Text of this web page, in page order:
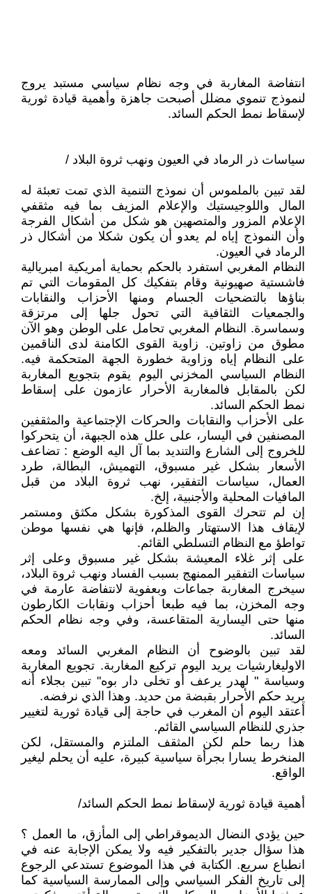
انتفاضة المغاربة في وجه نظام سياسي مستبد يروج
لنموذج تنموي مضلل أصبحت جاهزة وأهمية قيادة ثورية
لإسقاط نمط الحكم السائد.
سياسات ذر الرماد في العيون ونهب ثروة البلاد /
لقد تبين بالملموس أن نموذج التنمية الذي تمت تعبئة له
المال واللوجيستيك والإعلام المزيف بما فيه مثقفي
الإعلام المزور والمتصهين هو شكل من أشكال الفرجة
وأن النموذج إياه لم يعدو أن يكون شكلا من أشكال ذر
الرماد في العيون.
النظام المغربي استفرد بالحكم بحماية أمريكية امبريالية
فاشستية صهيونية وقام بتفكيك كل المقومات التي تم
بناؤها بالتضحيات الجسام ومنها الأحزاب والنقابات
والجمعيات الثقافية التي تحول جلها إلى مرتزقة
وسماسرة. النظام المغربي تحامل على الوطن وهو الآن
مطوق من زاوتين. زاوية القوى الكامنة لدى الناقمين
على النظام إياه وزاوية خطورة الجهة المتحكمة فيه.
النظام السياسي المخزني اليوم يقوم بتجويع المغاربة
لكن بالمقابل فالمغاربة الأحرار عازمون على إسقاط
نمط الحكم السائد.
على الأحزاب والنقابات والحركات الإجتماعية والمثقفين
المصنفين في اليسار، على علل هذه الجبهة، أن يتحركوا
للخروج إلى الشارع والتنديد بما آل اليه الوضع : تضاعف
الأسعار بشكل غير مسبوق، التهميش، البطالة، طرد
العمال، سياسات التفقير، نهب ثروة البلاد من قبل
المافيات المحلية والأجنبية، إلخ.
إن لم تتحرك القوى المذكورة بشكل مكثق ومستمر
لإيقاف هذا الاستهتار والظلم، فإنها هي نفسها موطن
تواطؤ مع النظام التسلطي القائم.
على إثر غلاء المعيشة بشكل غير مسبوق وعلى إثر
سياسات التفقير الممنهج بسبب الفساد ونهب ثروة البلاد،
سيخرج المغاربة جماعات وبعفوية لانتفاضة عارمة في
وجه المخزن، بما فيه طبعا أحزاب ونقابات الكارطون
منها حتى اليسارية المتقاعسة، وفي وجه نظام الحكم
السائد.
لقد تبين بالوضوح أن النظام المغربي السائد ومعه
الاوليغارشيات يريد اليوم تركيع المغاربة. تجويع المغاربة
وسياسة " لهدر يرعف أو تخلى دار بوه" تبين بجلاء أنه
يريد حكم الأحرار بقبضة من حديد. وهذا الذي نرفضه.
أعتقد اليوم أن المغرب في حاجة إلى قيادة ثورية لتغيير
جذري للنظام السياسي القائم.
هذا ربما حلم لكن المثقف الملتزم والمستقل، لكن
المنخرط يسارا بجرأة سياسية كبيرة، عليه أن يحلم ليغير
الواقع.
أهمية قيادة ثورية لإسقاط نمط الحكم السائد/
حين يؤدي النضال الديموقراطي إلى المأزق، ما العمل ؟
هذا سؤال جدير بالتفكير فيه ولا يمكن الإجابة عنه في
انطباع سريع. الكتابة في هذا الموضوع تستدعي الرجوع
إلى تاريخ الفكر السياسي وإلى الممارسة السياسية كما